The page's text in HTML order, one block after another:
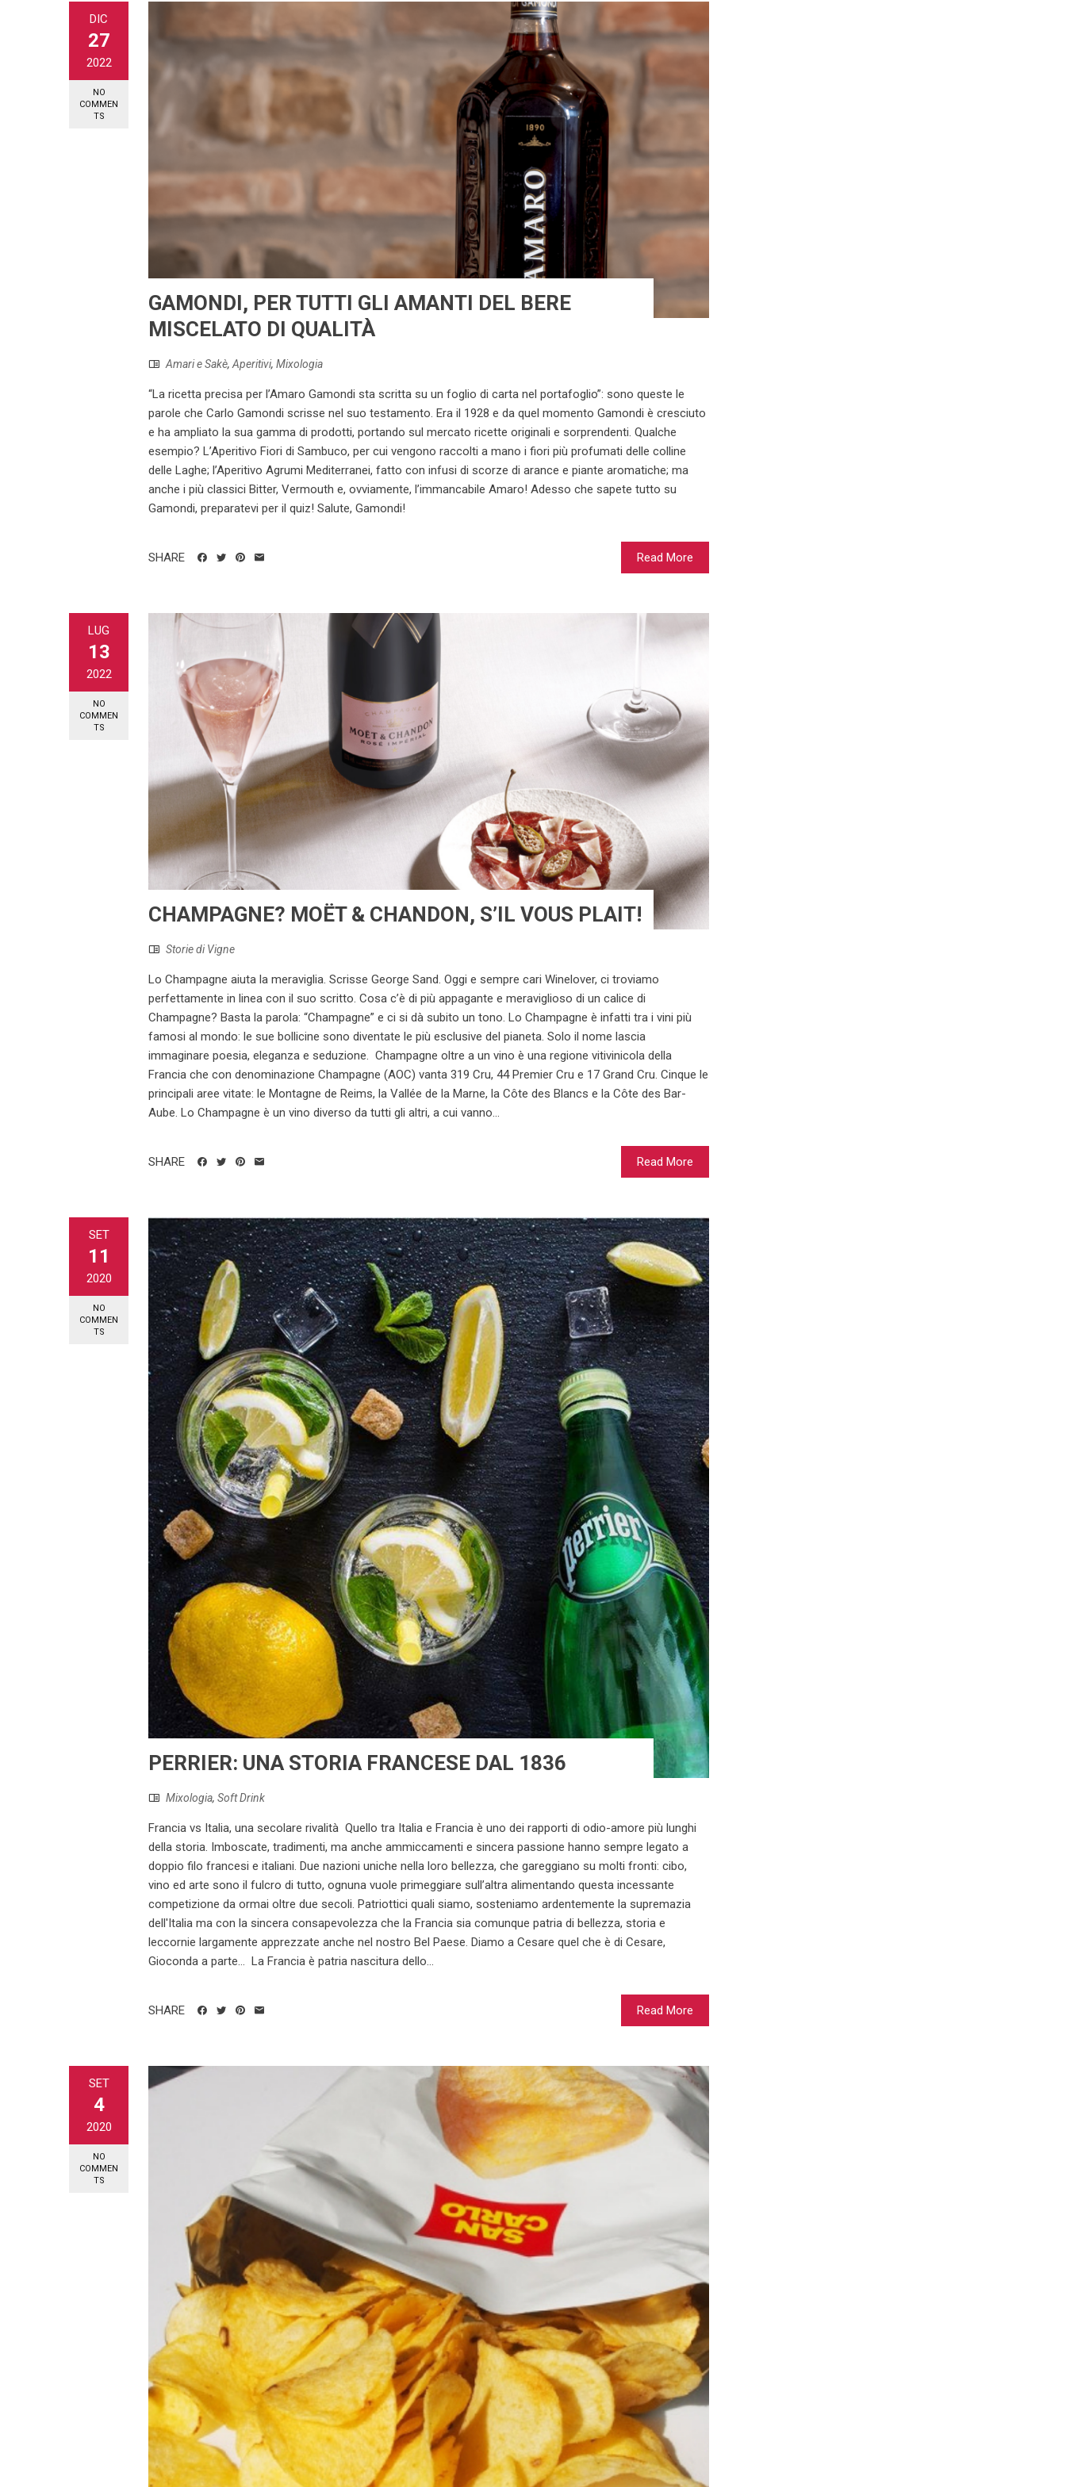
DIC
27
2022
NO
COMMEN
TS
GAMONDI, PER TUTTI GLI AMANTI DEL BERE
MISCELATO DI QUALITÀ
Amari e Sakè, Aperitivi, Mixologia
“La ricetta precisa per l’Amaro Gamondi sta scritta su un foglio di carta nel portafoglio”: sono queste le
parole che Carlo Gamondi scrisse nel suo testamento. Era il 1928 e da quel momento Gamondi è cresciuto
e ha ampliato la sua gamma di prodotti, portando sul mercato ricette originali e sorprendenti. Qualche
esempio? L’Aperitivo Fiori di Sambuco, per cui vengono raccolti a mano i fiori più profumati delle colline
delle Laghe; l’Aperitivo Agrumi Mediterranei, fatto con infusi di scorze di arance e piante aromatiche; ma
anche i più classici Bitter, Vermouth e, ovviamente, l’immancabile Amaro! Adesso che sapete tutto su
Gamondi, preparatevi per il quiz! Salute, Gamondi!
Read More
SHARE
LUG
13
2022
NO
COMMEN
TS
CHAMPAGNE? MOËT & CHANDON, S’IL VOUS PLAIT!
Storie di Vigne
Lo Champagne aiuta la meraviglia. Scrisse George Sand. Oggi e sempre cari Winelover, ci troviamo
perfettamente in linea con il suo scritto. Cosa c’è di più appagante e meraviglioso di un calice di
Champagne? Basta la parola: “Champagne” e ci si dà subito un tono. Lo Champagne è infatti tra i vini più
famosi al mondo: le sue bollicine sono diventate le più esclusive del pianeta. Solo il nome lascia
immaginare poesia, eleganza e seduzione. Champagne oltre a un vino è una regione vitivinicola della
Francia che con denominazione Champagne (AOC) vanta 319 Cru, 44 Premier Cru e 17 Grand Cru. Cinque le
principali aree vitate: le Montagne de Reims, la Vallée de la Marne, la Côte des Blancs e la Côte des Bar-
Aube. Lo Champagne è un vino diverso da tutti gli altri, a cui vanno...
Read More
SHARE
SET
11
2020
NO
COMMEN
TS
PERRIER: UNA STORIA FRANCESE DAL 1836
Mixologia, Soft Drink
Francia vs Italia, una secolare rivalità Quello tra Italia e Francia è uno dei rapporti di odio-amore più lunghi
della storia. Imboscate, tradimenti, ma anche ammiccamenti e sincera passione hanno sempre legato a
doppio filo francesi e italiani. Due nazioni uniche nella loro bellezza, che gareggiano su molti fronti: cibo,
vino ed arte sono il fulcro di tutto, ognuna vuole primeggiare sull’altra alimentando questa incessante
competizione da ormai oltre due secoli. Patriottici quali siamo, sosteniamo ardentemente la supremazia
dell'Italia ma con la sincera consapevolezza che la Francia sia comunque patria di bellezza, storia e
leccornie largamente apprezzate anche nel nostro Bel Paese. Diamo a Cesare quel che è di Cesare,
Gioconda a parte… La Francia è patria nascitura dello...
Read More
SHARE
SET
4
2020
NO
COMMEN
TS